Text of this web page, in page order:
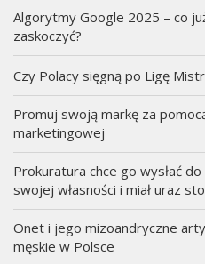
Algorytmy Google 2025 – co
zaskoczyć?
Czy Polacy sięgną po Ligę
Promuj swoją markę za
marketingowej
Prokuratura chce go wysłać
swojej własności i miał uraz
Onet i jego mizoandryczne
męskie w Polsce